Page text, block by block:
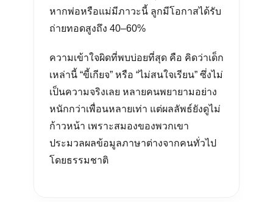
หากพ่อหรือแม่มีภาวะนี้ ลูกมีโอกาสได้รับ
ถ่ายทอดสูงถึง 40–60%
ความเข้าใจผิดที่พบบ่อยที่สุด คือ คิดว่าเด็ก
เหล่านี้ “ขี้เกียจ” หรือ “ไม่สนใจเรียน” ซึ่งไม่
เป็นความจริงเลย หลายคนพยายามอย่าง
หนักกว่าเพื่อนหลายเท่า แต่ผลลัพธ์ยังดูไม่
ก้าวหน้า เพราะสมองของพวกเขา
ประมวลผลข้อมูลภาษาต่างจากคนทั่วไป
โดยธรรมชาติ